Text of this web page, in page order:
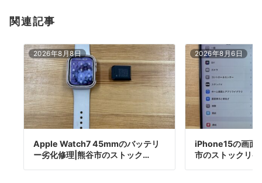
関連記事
2026年8月8日
Apple Watch7 45mmのバッテリ
ー劣化修理|熊谷市のストック…
2026年8月6日
iPhone15の画面
市のストックリペ